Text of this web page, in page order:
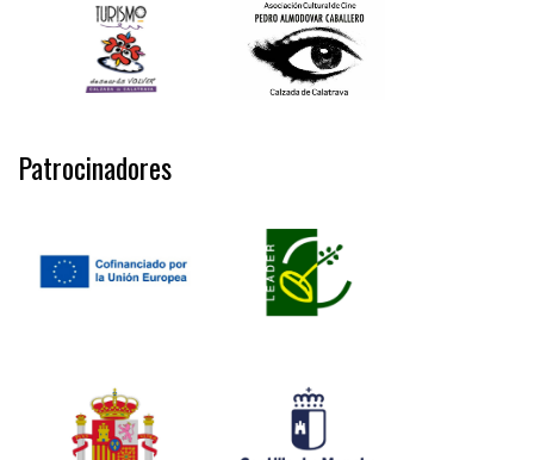
Patrocinadores